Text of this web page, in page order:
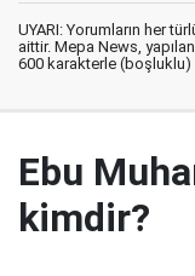
UYARI: Yorumların her
aittir. Mepa News,
600 karakterle (boşluklu)
Ebu
kimdir?